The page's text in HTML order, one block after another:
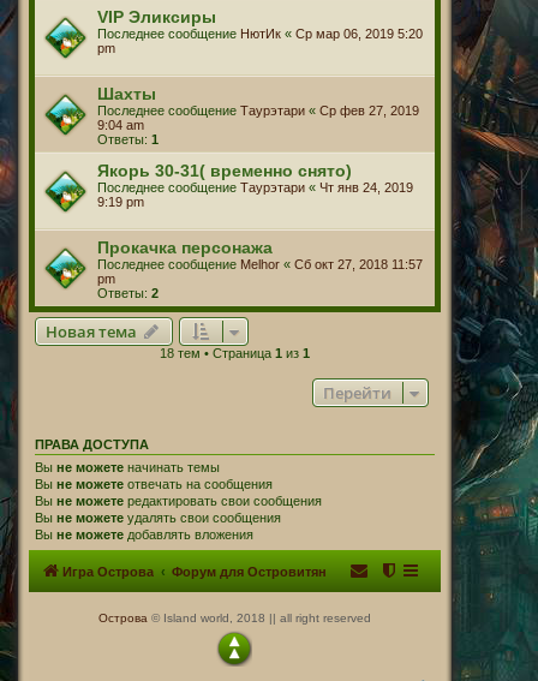
VIP Эликсиры
Последнее сообщение НютИк « Ср мар 06, 2019 5:20
pm
Шахты
Последнее сообщение Таурэтари « Ср фев 27, 2019
9:04 am
Ответы: 1
Якорь 30-31( временно снято)
Последнее сообщение Таурэтари « Чт янв 24, 2019
9:19 pm
Прокачка персонажа
Последнее сообщение Melhor « Сб окт 27, 2018 11:57
pm
Ответы: 2
Новая тема
18 тем • Страница 1 из 1
Перейти
ПРАВА ДОСТУПА
Вы не можете начинать темы
Вы не можете отвечать на сообщения
Вы не можете редактировать свои сообщения
Вы не можете удалять свои сообщения
Вы не можете добавлять вложения
Игра Острова Форум для Островитян
Острова © Island world, 2018 || all right reserved